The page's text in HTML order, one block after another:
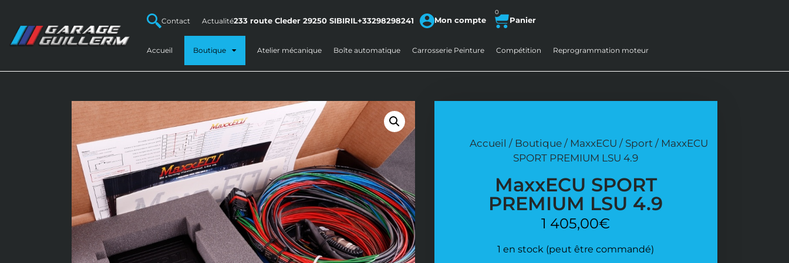
Contact Actualité233 route Cleder 29250 SIBIRIL+33298298241 Mon compte
0
Accueil Boutique Atelier mécanique Boîte automatique Carrosserie Peinture Compétition Reprogrammation moteur
Accueil / Boutique/ MaxxECU / Sport/ MaxxECU
SPORT PREMIUM LSU 4.9
MaxxECU SPORT
PREMIUM LSU 4.9
1 405,00€
1 en stock (peut être commandé)